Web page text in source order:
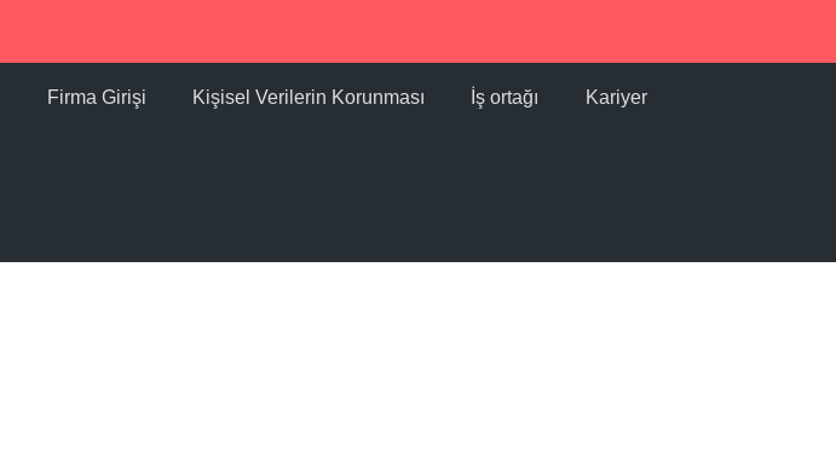
Firma Girişi Kişisel Verilerin Korunması İş ortağı Kariyer